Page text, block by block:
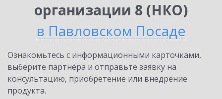
организации 8 (НКО)
в Павловском Посаде
Ознакомьтесь с информационными карточками,
выберите партнёра и отправьте заявку на
консультацию, приобретение или внедрение
продукта.